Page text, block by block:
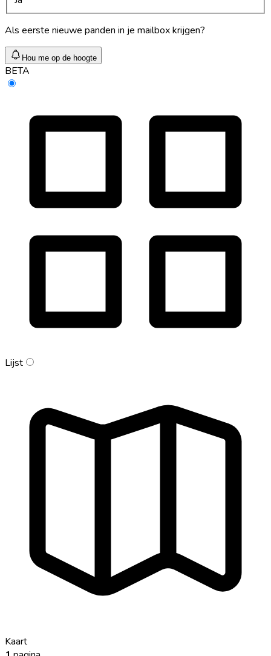
Als eerste nieuwe panden in je mailbox krijgen?
Hou me op de hoogte
BETA
Lijst
Kaart